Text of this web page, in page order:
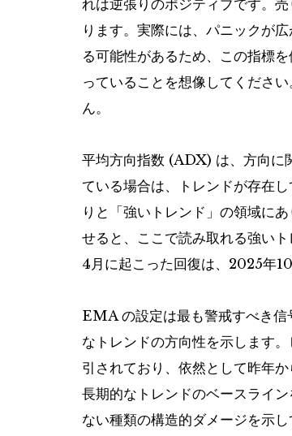
れは逆張りのポジティブです。
ります。実際には、パニックが
る可能性があるため、この指標
っていることを想像してくださ
ん。
平均方向指数 (ADX) は、方向に
ている場合は、トレンドが存在
りと「強いトレンド」の領域に
せると、ここで読み取れる強い
4月に起こった回復は、2025年
EMA の設定は最も警戒すべき
なトレンドの方向性を示します
引されており、依然として昨年
長期的なトレンドのベースライ
ない種類の構造的ダメージを示し